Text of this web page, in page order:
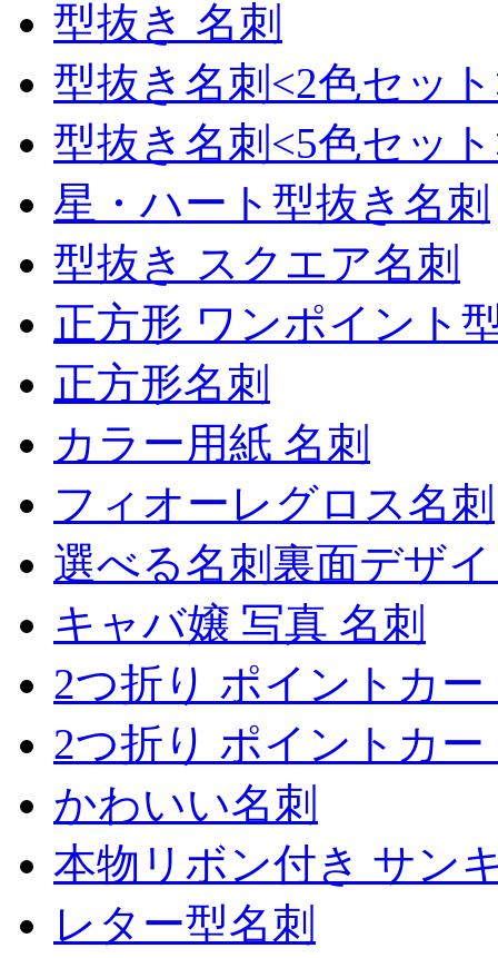
型抜き 名刺
型抜き名刺<2色セッ
型抜き名刺<5色セッ
星・ハート型抜き名刺
型抜き スクエア名刺
正方形 ワンポイント
正方形名刺
カラー用紙 名刺
フィオーレグロス名刺
選べる名刺裏面デザ
キャバ嬢 写真 名刺
2つ折り ポイントカ
2つ折り ポイントカ
かわいい名刺
本物リボン付き サン
レター型名刺